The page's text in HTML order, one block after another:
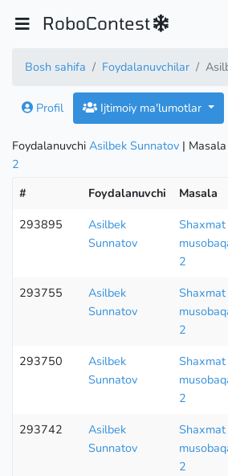
RoboContest
Bosh sahifa Foydalanuvchilar
Profil Ijtimoiy ma'lumotlar
Foydalanuvchi Asilbek Sunnatov | Masala
2
#
Foydalanuvchi Masala
293895
Asilbek
Sunnatov
Shaxmat
2
293755
Asilbek
Sunnatov
Shaxmat
2
293750
Asilbek
Sunnatov
Shaxmat
2
293742
Asilbek
Sunnatov
Shaxmat
2